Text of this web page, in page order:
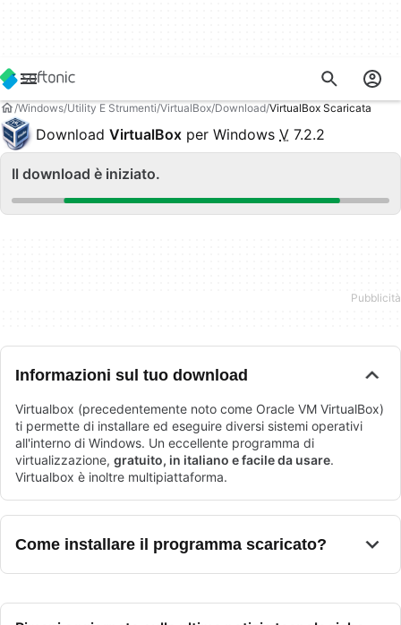
Windows Utility E Strumenti VirtualBox Download VirtualBox Scaricata
Download VirtualBox per Windows V 7.2.2
Il download è iniziato.
Informazioni sul tuo download
Virtualbox (precedentemente noto come Oracle VM VirtualBox)
ti permette di installare ed eseguire diversi sistemi operativi
all'interno di Windows. Un eccellente programma di
virtualizzazione, gratuito, in italiano e facile da usare.
Virtualbox è inoltre multipiattaforma.
Come installare il programma scaricato?